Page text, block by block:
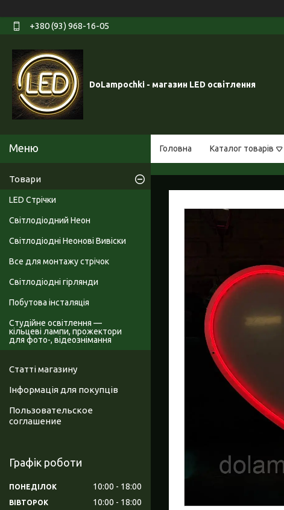
+380 (93) 968-16-05
DoLampochki - магазин LED освітлення
Головна Каталог товарів
Товари
LED Стрічки
Світлодіодний Неон
Світлодіодні Неонові Вивіски
Все для монтажу стрічок
Світлодіодні гірлянди
Побутова інсталяція
Студійне освітлення —
кільцеві лампи, прожектори
для фото-, відеознімання
Статті магазину
Інформація для покупців
Пользовательское
соглашение
Графік роботи
ПОНЕДІЛОК 10:00 18:00
ВІВТОРОК 10:00 18:00